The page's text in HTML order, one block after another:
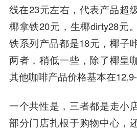
线在23元左右，代表产品超
椰拿铁20元，生椰dirty28元
铁系列产品都是18元，椰子
两者，稍低一些，除了椰皇
其他咖啡产品价格基本在12.9-
一个共性是，三者都是走小
部分门店扎根于购物中心，